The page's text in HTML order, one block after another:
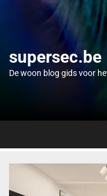
supersec.be
De woon blog gids voor